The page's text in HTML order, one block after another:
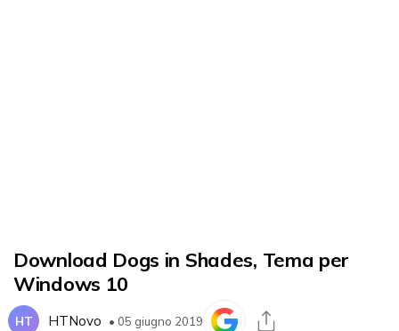
Download Dogs in Shades, Tema per
Windows 10
HT HTNovo • 05 giugno 2019